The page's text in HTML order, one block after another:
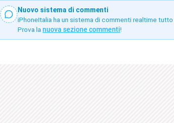
Nuovo sistema di commenti
iPhoneItalia ha un sistema di commenti realtime
Prova la nuova sezione commenti!